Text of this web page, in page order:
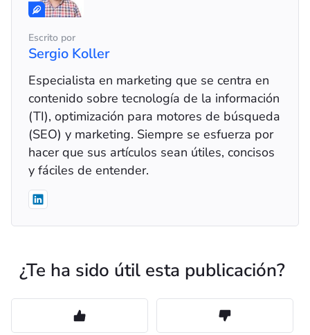
Escrito por
Sergio Koller
Especialista en marketing que se centra en
contenido sobre tecnología de la información
(TI), optimización para motores de búsqueda
(SEO) y marketing. Siempre se esfuerza por
hacer que sus artículos sean útiles, concisos
y fáciles de entender.
¿Te ha sido útil esta publicación?